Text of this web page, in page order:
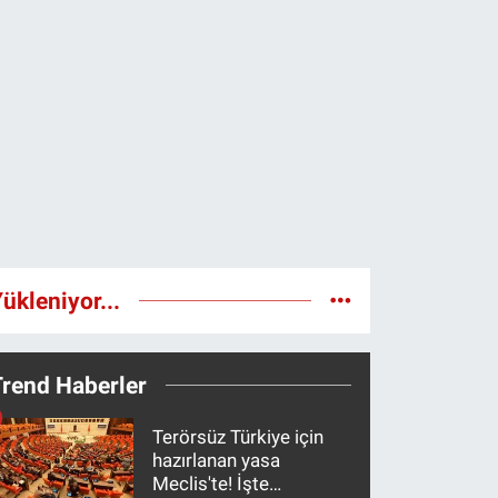
Haberler
Terörsüz Türkiye için
hazırlanan yasa
Meclis'te! İşte